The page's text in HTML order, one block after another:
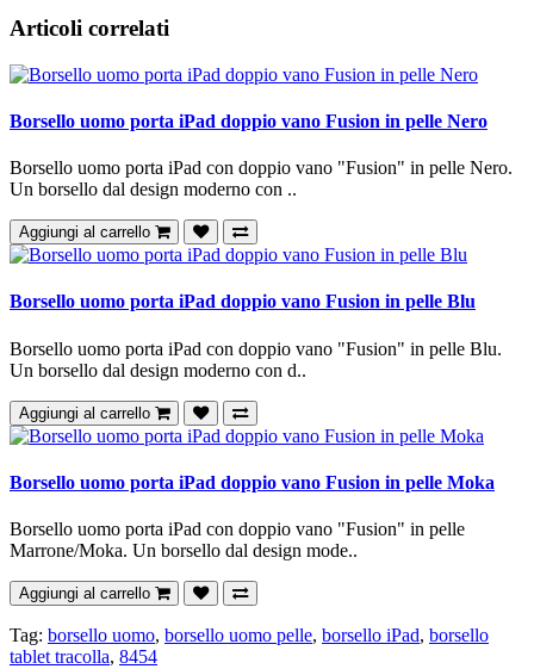
Articoli correlati
Borsello uomo porta iPad doppio vano Fusion in pelle Nero
Borsello uomo porta iPad con doppio vano "Fusion" in pelle Nero.
Un borsello dal design moderno con ..
Aggiungi al carrello
Borsello uomo porta iPad doppio vano Fusion in pelle Blu
Borsello uomo porta iPad con doppio vano "Fusion" in pelle Blu.
Un borsello dal design moderno con d..
Aggiungi al carrello
Borsello uomo porta iPad doppio vano Fusion in pelle Moka
Borsello uomo porta iPad con doppio vano "Fusion" in pelle
Marrone/Moka. Un borsello dal design mode..
Aggiungi al carrello
Tag: borsello uomo, borsello uomo pelle, borsello iPad, borsello
tablet tracolla, 8454